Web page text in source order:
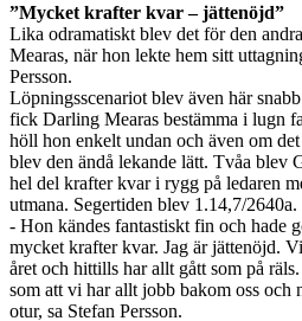
”Mycket krafter kvar – jättenöjd”
Lika odramatiskt blev det för den
Mearas, när hon lekte hem sitt
Persson.
Löpningsscenariot blev även här
fick Darling Mearas bestämma i lugn
höll hon enkelt undan och även om
blev den ändå lekande lätt. Tvåa blev
hel del krafter kvar i rygg på ledaren
utmana. Segertiden blev 1.14,7/2640a.
- Hon kändes fantastiskt fin och hade
mycket krafter kvar. Jag är jättenöjd.
året och hittills har allt gått som på
som att vi har allt jobb bakom oss och
otur, sa Stefan Persson.